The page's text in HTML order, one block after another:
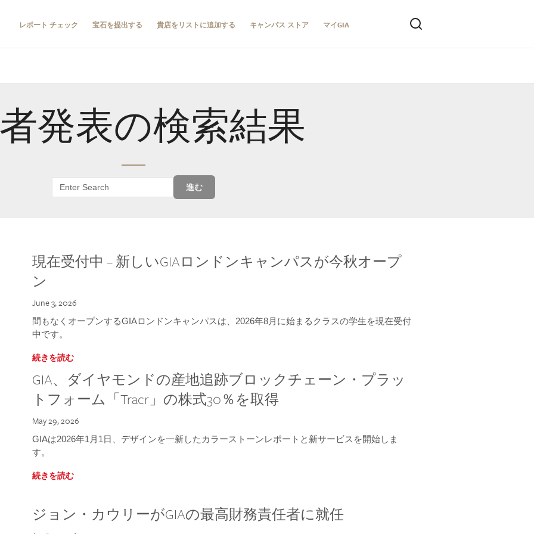
レポート チェック 宝石を提出する 貴店をリストに追加する キャンパス ストア マイGIA
発表の検索結果
進む
現在受付中 – 新しいGIAロンドンキャンパスが今秋オープ
ン
June 3, 2026
間もなくオープンするGIAロンドンキャンパスは、2026年8月に始まるクラスの学生を現在受付
中です。
続きを読む
GIA、ダイヤモンドの産地追跡ブロックチェーン・プラッ
トフォーム「Tracr」の株式30％を取得
May 29, 2026
GIAは2026年1月1日、デザインを一新したカラーストーンレポートと新サービスを開始しま
す。
続きを読む
ジョン・カウリーがGIAの最高財務責任者に就任